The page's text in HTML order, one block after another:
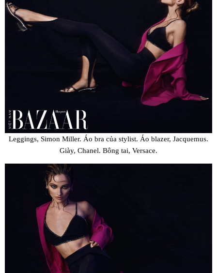
Leggings, Simon Miller. Áo bra của stylist. Áo blazer, Jacquemus.
Giày, Chanel. Bông tai, Versace.